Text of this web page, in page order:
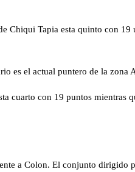
Chiqui Tapia esta quinto con
es el actual puntero de la zona
cuarto con 19 puntos mientras
a Colon. El conjunto dirigido